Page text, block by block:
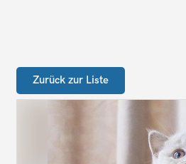
Zurück zur Liste